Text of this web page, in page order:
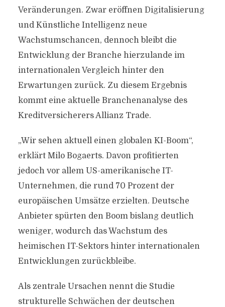
Veränderungen. Zwar eröffnen Digitalisierung
und Künstliche Intelligenz neue
Wachstumschancen, dennoch bleibt die
Entwicklung der Branche hierzulande im
internationalen Vergleich hinter den
Erwartungen zurück. Zu diesem Ergebnis
kommt eine aktuelle Branchenanalyse des
Kreditversicherers Allianz Trade.
„Wir sehen aktuell einen globalen KI-Boom“,
erklärt Milo Bogaerts. Davon profitierten
jedoch vor allem US-amerikanische IT-
Unternehmen, die rund 70 Prozent der
europäischen Umsätze erzielten. Deutsche
Anbieter spürten den Boom bislang deutlich
weniger, wodurch das Wachstum des
heimischen IT-Sektors hinter internationalen
Entwicklungen zurückbleibe.
Als zentrale Ursachen nennt die Studie
strukturelle Schwächen der deutschen